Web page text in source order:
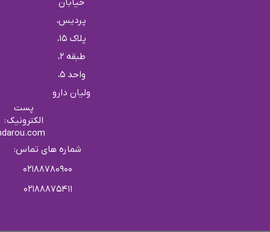
خیابان
پردیس،
پلاک 15،
طبقه 2،
واحد ۵،
ولیان دارو
پست
الکترونیک :
شماره های تماس:
۰۲۱۸۸۷۸۰۹۰۰
۰۲۱۸۸۸۷۵۴۱۱